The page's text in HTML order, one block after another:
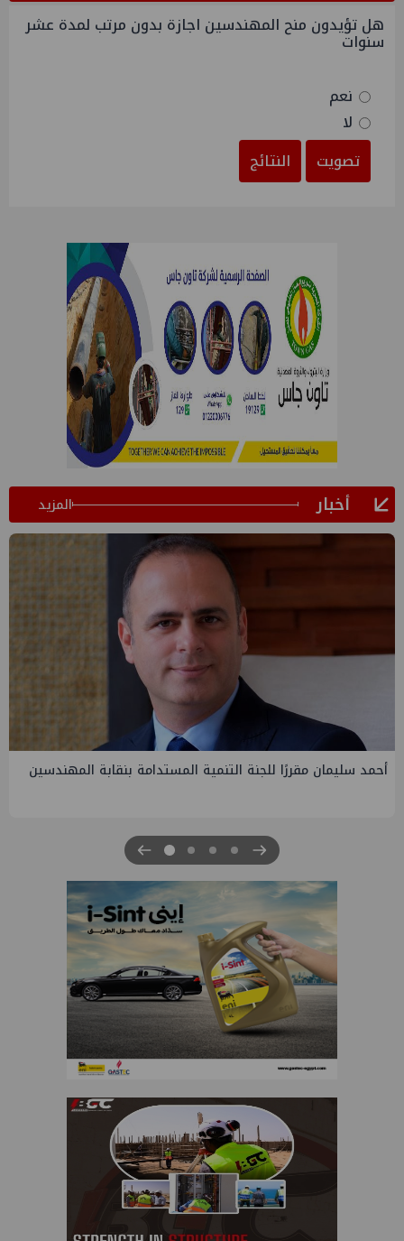
هل تؤيدون منح المهندسين اجازة بدون مرتب لمدة عشر
سنوات
نعم
لا
تصويت
النتائج
أخبار المزيد
PMS تنهي أعمال إنزال الخطوط البحرية الثلاث بمشروع المرحلة